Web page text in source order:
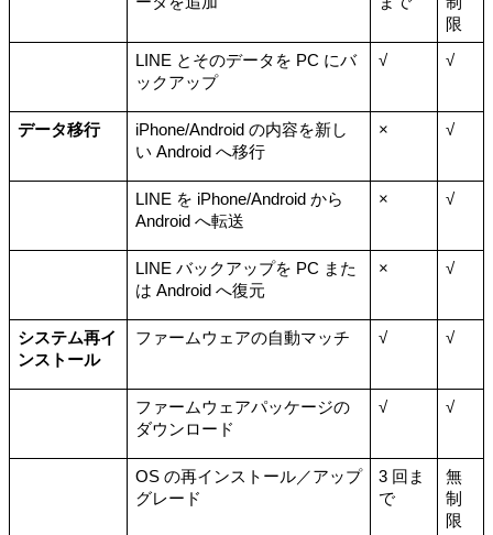
限
LINE とそのデータを PC にバ
ックアップ
√ √
データ移行
iPhone/Android の内容を新し
い Android へ移行
× √
LINE を iPhone/Android から
Android へ転送
× √
LINE バックアップを PC また
は Android へ復元
× √
システム再イ
ンストール
ファームウェアの自動マッチ √ √
ファームウェアパッケージの
ダウンロード
√ √
OS の再インストール／アップ
グレード
3 回ま
で
無
制
限